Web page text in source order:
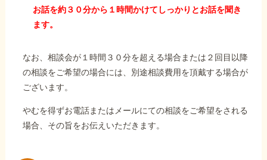
お話を約３０分から１時間かけてしっかりとお話を聞き
ます。
なお、相談会が１時間３０分を超える場合または２回目以降
の相談をご希望の場合には、別途相談費用を頂戴する場合が
ございます。
やむを得ずお電話またはメールにての相談をご希望をされる
場合、その旨をお伝えいただきます。